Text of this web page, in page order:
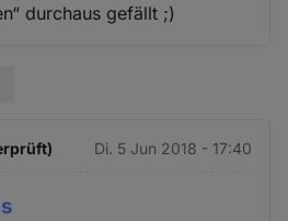
durchaus gefällt ;)
Di. 5 Jun 2018 - 17:40